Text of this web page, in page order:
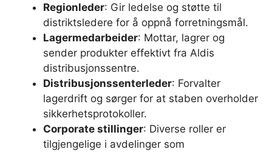
Regionleder: Gir ledelse og støtte til
distriktsledere for å oppnå forretningsmål.
Lagermedarbeider: Mottar, lagrer og
sender produkter effektivt fra Aldis
distribusjonssentre.
Distribusjonssenterleder: Forvalter
lagerdrift og sørger for at staben overholder
sikkerhetsprotokoller.
Corporate stillinger: Diverse roller er
tilgjengelige i avdelinger som